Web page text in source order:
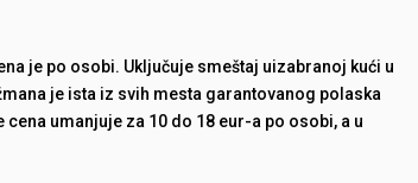
je po osobi. Uključuje smeštaj uizabranoj kući u
je ista iz svih mesta garantovanog polaska
umanjuje za 10 do 18 eur-a po osobi, a u